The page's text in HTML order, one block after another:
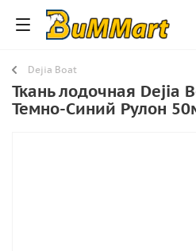
Dejia Boat
Ткань лодочная Dejia
Темно-Синий Рулон